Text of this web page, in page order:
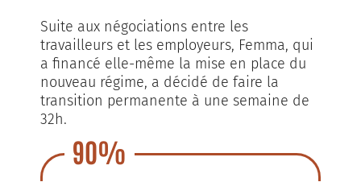
Suite aux négociations entre les
travailleurs et les employeurs, Femma, qui
a financé elle-même la mise en place du
nouveau régime, a décidé de faire la
transition permanente à une semaine de
32h.
90%